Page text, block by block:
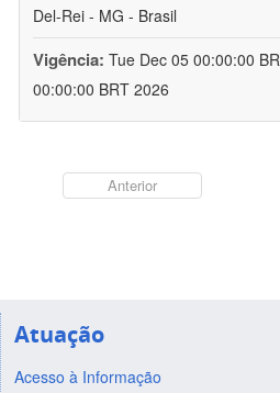
Del-Rei - MG - Brasil
Vigência: Tue Dec 05 00:00:00
00:00:00 BRT 2026
Anterior
Atuação
Acesso à Informação